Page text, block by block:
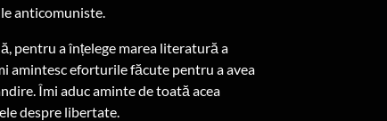
anticomuniste.
pentru a înțelege marea literatură a
amintesc eforturile făcute pentru a avea
Îmi aduc aminte de toată acea
despre libertate.